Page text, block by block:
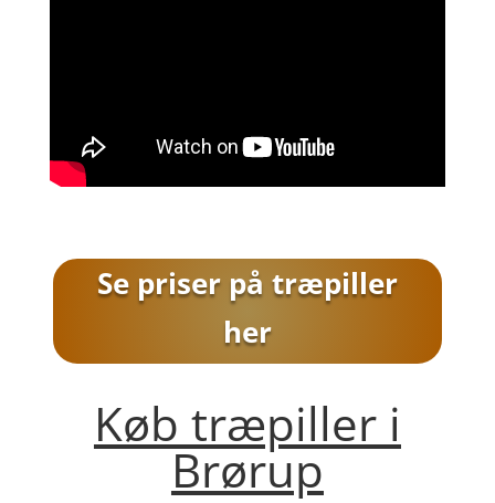
Se priser på træpiller
her
Køb træpiller i
Brørup